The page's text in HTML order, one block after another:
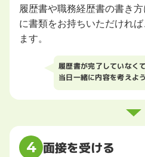
履歴書や職務経歴書の書き
に書類をお持ちいただけれ
ます。
履歴書が完了していなく
当日一緒に内容を考えよ
4 面接を受ける